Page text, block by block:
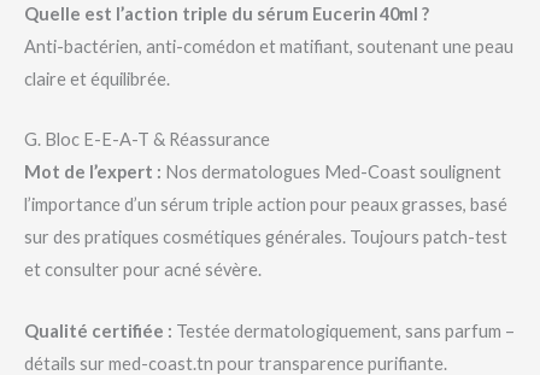
Quelle est l’action triple du sérum Eucerin 40ml ?
Anti-bactérien, anti-comédon et matifiant, soutenant une peau
claire et équilibrée.
G. Bloc E-E-A-T & Réassurance
Mot de l’expert : Nos dermatologues Med-Coast soulignent
l’importance d’un sérum triple action pour peaux grasses, basé
sur des pratiques cosmétiques générales. Toujours patch-test
et consulter pour acné sévère.
Qualité certifiée : Testée dermatologiquement, sans parfum –
détails sur med-coast.tn pour transparence purifiante.